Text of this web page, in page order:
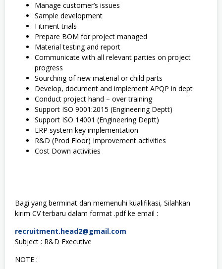
Manage customer’s issues
Sample development
Fitment trials
Prepare BOM for project managed
Material testing and report
Communicate with all relevant parties on project
progress
Sourching of new material or child parts
Develop, document and implement APQP in dept
Conduct project hand – over training
Support ISO 9001:2015 (Engineering Deptt)
Support ISO 14001 (Engineering Deptt)
ERP system key implementation
R&D (Prod Floor) Improvement activities
Cost Down activities
Bagi yang berminat dan memenuhi kualifikasi, Silahkan
kirim CV terbaru dalam format .pdf ke email :
recruitment.head2@gmail.com
Subject : R&D Executive
NOTE :